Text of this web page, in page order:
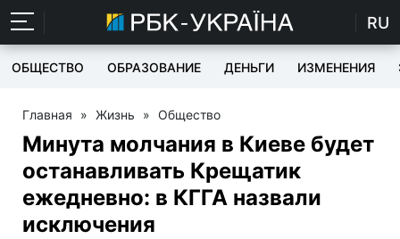
RU
ОБЩЕСТВО ОБРАЗОВАНИЕ ДЕНЬГИ ИЗМЕНЕНИЯ
Главная » Жизнь » Общество
Минута молчания в Киеве будет
останавливать Крещатик
ежедневно: в КГГА назвали
исключения